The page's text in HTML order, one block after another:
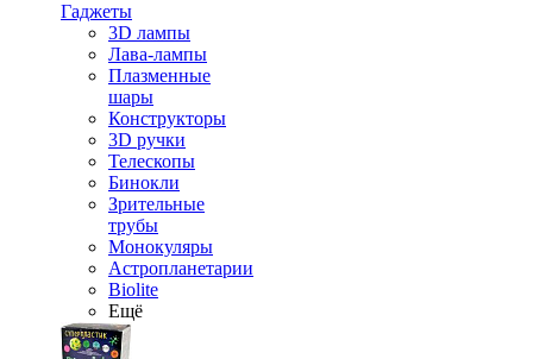
Гаджеты
3D лампы
Лава-лампы
Плазменные
шары
Конструкторы
3D ручки
Телескопы
Бинокли
Зрительные
трубы
Монокуляры
Астропланетарии
Biolite
Ещё